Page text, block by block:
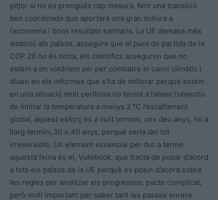
pitjor si no es prengués cap mesura, fent una transició
ben coordinada que aportarà una gran millora a
l’economia i bons resultats sanitaris. La UE demana més
ambició als països, assegura que el punt de partida de la
COP 26 no és bona, els científics asseguren que no
estem a on voldríem ser per combatre el canvi climàtic i
diuen en els informes que s’ha de millorar perquè estem
en una situació molt perillosa no tenint a l’abast l’objectiu
de limitar la temperatura a menys 2 °C l’escalfament
global, aquest esforç és a curt termini, uns deu anys, no a
llarg termini,30 o 40 anys, perquè seria del tot
irreversible. Un element essencial per dur a terme
aquesta feina és el, Vulebook, que tracta de posar d’acord
a tots els països de la UE perquè es posin d’acord sobre
les regles per analitzar els progressos, pacte complicat,
però molt important per saber tant les passes enrere